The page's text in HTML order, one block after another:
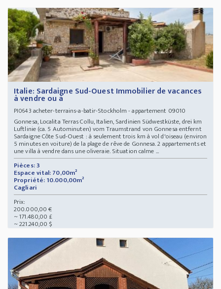
Italie: Sardaigne Sud-Ouest Immobilier de vacances
à vendre ou à
PI0643 acheter-terrains-a-batir-Stockholm - appartement 09010
Gonnesa, Localita Terras Collu, Italien, Sardinien Südwestküste, drei km
Luftlinie (ca. 5 Autominuten) vom Traumstrand von Gonnesa entfernt
Sardaigne Côte Sud-Ouest : à seulement trois km à vol d'oiseau (environ
5 minutes en voiture) de la plage de rêve de Gonnesa. 2 appartements et
une villa à vendre dans une oliveraie. Situation calme ...
Pièces: 3
Espace vital: 70,00m²
Propriété: 10.000,00m²
Cagliari
Prix:
200.000,00 €
~ 171.480,00 £
~ 221.240,00 $